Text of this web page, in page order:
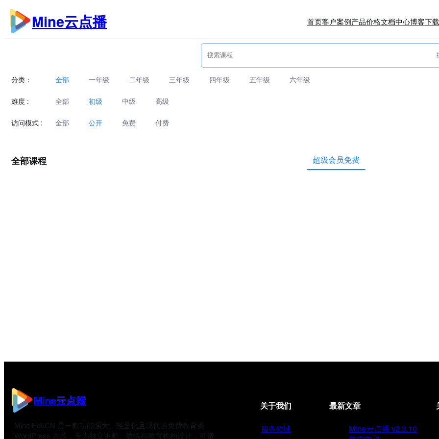
跳
至
内
Mine云点播 首页客户案例产品价格文档中心博客下载
分类： 全部 一年级 二年级 三年级 四年级 五年级 六年级
难度 : 全部 初级 中级 高级
访问模式 : 全部 公开 免费 付费
全部课程 超级会员免费
Mine云点播
Mine EduCN 是一款功能强大、轻量化且现代的免费教育类
WordPress 主题，专为独立讲师、教练和教育机构设计，可帮
关于我们
服务领域
最新文章
Mine云点播 v2.3.10